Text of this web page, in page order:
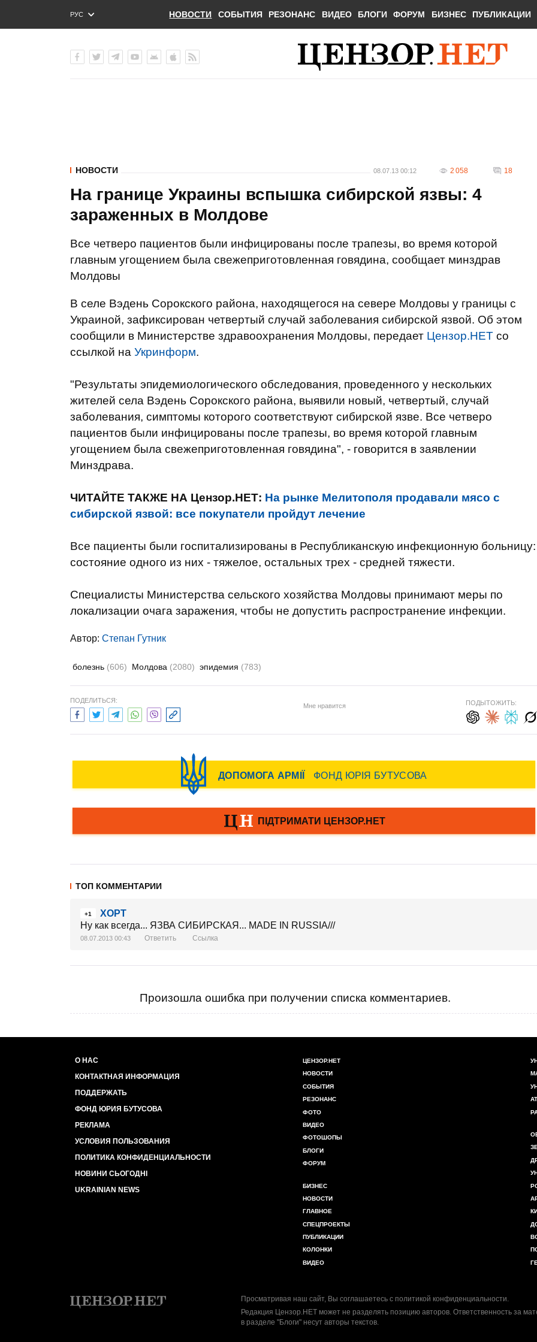
РУС
ENG
НОВОСТИ СОБЫТИЯ РЕЗОНАНС ВИДЕО БЛОГИ ФОРУМ БИЗНЕС ПУБЛИКАЦИИ
НОВОСТИ 08.07.13 00:12 2 058 18
На границе Украины вспышка сибирской язвы: 4
зараженных в Молдове
Все четверо пациентов были инфицированы после трапезы, во время которой
главным угощением была свежеприготовленная говядина, сообщает минздрав
Молдовы
В селе Вэдень Сорокского района, находящегося на севере Молдовы у границы с
Украиной, зафиксирован четвертый случай заболевания сибирской язвой. Об этом
сообщили в Министерстве здравоохранения Молдовы, передает Цензор.НЕТ со
ссылкой на Укринформ.
"Результаты эпидемиологического обследования, проведенного у нескольких
жителей села Вэдень Сорокского района, выявили новый, четвертый, случай
заболевания, симптомы которого соответствуют сибирской язве. Все четверо
пациентов были инфицированы после трапезы, во время которой главным
угощением была свежеприготовленная говядина", - говорится в заявлении
Минздрава.
ЧИТАЙТЕ ТАКЖЕ НА Цензор.НЕТ: На рынке Мелитополя продавали мясо с
сибирской язвой: все покупатели пройдут лечение
Все пациенты были госпитализированы в Республиканскую инфекционную больницу:
состояние одного из них - тяжелое, остальных трех - средней тяжести.
Специалисты Министерства сельского хозяйства Молдовы принимают меры по
локализации очага заражения, чтобы не допустить распространение инфекции.
Автор: Степан Гутник
болезнь (606) Молдова (2080) эпидемия (783)
ПОДЕЛИТЬСЯ:
Мне нравится ПОДЫТОЖИТЬ:
ТОП КОММЕНТАРИИ
+1
ХОРТ
Ну как всегда... ЯЗВА СИБИРСКАЯ... MADE IN RUSSIA///
08.07.2013 00:43 Ответить Ссылка
Произошла ошибка при получении списка комментариев.
О НАС
КОНТАКТНАЯ ИНФОРМАЦИЯ
ПОДДЕРЖАТЬ
ФОНД ЮРИЯ БУТУСОВА
РЕКЛАМА
УСЛОВИЯ ПОЛЬЗОВАНИЯ
ПОЛИТИКА КОНФИДЕНЦИАЛЬНОСТИ
НОВИНИ СЬОГОДНІ
UKRAINIAN NEWS
ЦЕНЗОР.НЕТ
НОВОСТИ
СОБЫТИЯ
РЕЗОНАНС
ФОТО
ВИДЕО
ФОТОШОПЫ
БЛОГИ
ФОРУМ
БИЗНЕС
НОВОСТИ
ГЛАВНОЕ
СПЕЦПРОЕКТЫ
ПУБЛИКАЦИИ
КОЛОНКИ
ВИДЕО
Просматривая наш сайт, Вы соглашаетесь с политикой конфиденциальности.
Редакция Цензор.НЕТ может не разделять позицию авторов. Ответственность за
в разделе "Блоги" несут авторы текстов.